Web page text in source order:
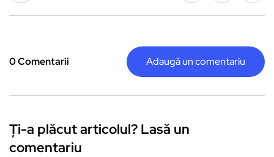
0 Comentarii Adaugă un comentariu
Ți-a plăcut articolul? Lasă un
comentariu